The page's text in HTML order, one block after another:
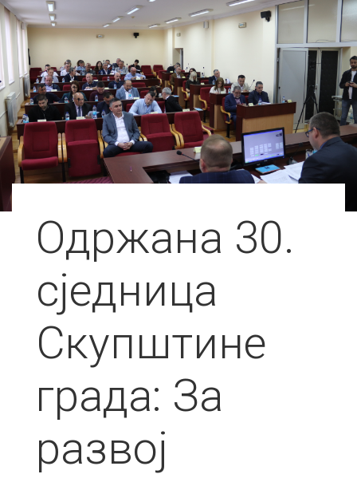
Одржана 30.
сједница
Скупштине
града: За
развој